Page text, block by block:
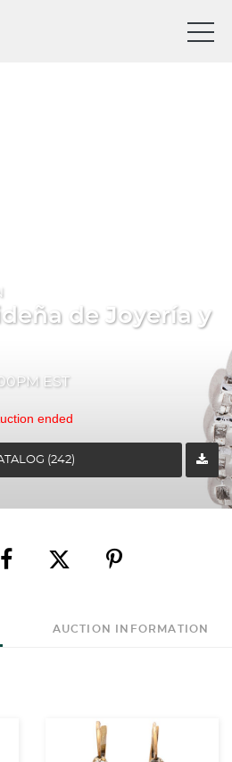
de Joyería y
EST
ended
(242)
AUCTION INFORMATION